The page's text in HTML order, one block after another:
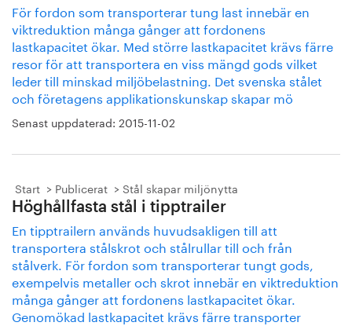
För fordon som transporterar tung last innebär en
viktreduktion många gånger att fordonens
lastkapacitet ökar. Med större lastkapacitet krävs färre
resor för att transportera en viss mängd gods vilket
leder till minskad miljöbelastning. Det svenska stålet
och företagens applikationskunskap skapar mö
Senast uppdaterad: 2015-11-02
Start Publicerat Stål skapar miljönytta
Höghållfasta stål i tipptrailer
En tipptrailern används huvudsakligen till att
transportera stålskrot och stålrullar till och från
stålverk. För fordon som transporterar tungt gods,
exempelvis metaller och skrot innebär en viktreduktion
många gånger att fordonens lastkapacitet ökar.
Genomökad lastkapacitet krävs färre transporter